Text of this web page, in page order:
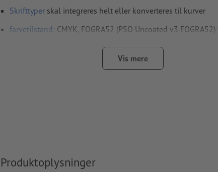
Skrifttyper skal integreres helt eller konverteres til kurver
farvetilstand: CMYK, FOGRA52 (PSO Uncoated v3
stavefejl og/eller typografiske fejl
Vis mere
Produktoplysninger